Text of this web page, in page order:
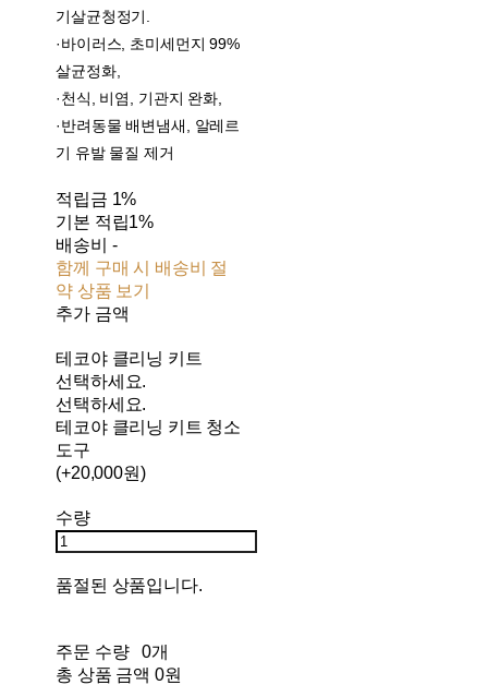
기살균청정기.
·바이러스, 초미세먼지 99%
살균정화,
·천식, 비염, 기관지 완화,
·반려동물 배변냄새, 알레르
기 유발 물질 제거
적립금 1%
기본 적립1%
배송비 -
함께 구매 시 배송비 절
약 상품 보기
추가 금액
테코야 클리닝 키트
선택하세요.
선택하세요.
테코야 클리닝 키트 청소
도구
(+20,000원)
수량
품절된 상품입니다.
주문 수량
0개
총 상품 금액 0원